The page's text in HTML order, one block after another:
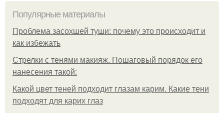
Популярные материалы
Проблема засохшей туши: почему это происходит и
как избежать
Стрелки с тенями макияж. Пошаговый порядок его
нанесения такой:
Какой цвет теней подходит глазам карим. Какие тени
подходят для карих глаз